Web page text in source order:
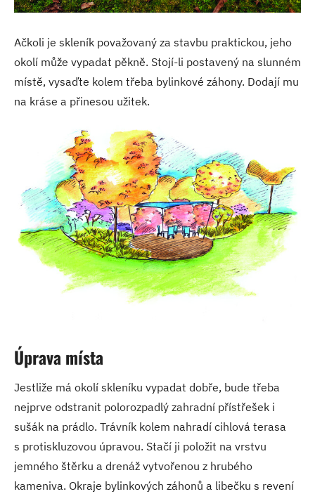
Ačkoli je skleník považovaný za stavbu praktickou, jeho
okolí může vypadat pěkně. Stojí-li postavený na slunném
místě, vysaďte kolem třeba bylinkové záhony. Dodají mu
na kráse a přinesou užitek.
Úprava místa
Jestliže má okolí skleníku vypadat dobře, bude třeba
nejprve odstranit polorozpadlý zahradní přístřešek i
sušák na prádlo. Trávník kolem nahradí cihlová terasa
s protiskluzovou úpravou. Stačí ji položit na vrstvu
jemného štěrku a drenáž vytvořenou z hrubého
kameniva. Okraje bylinkových záhonů a libečku s revení